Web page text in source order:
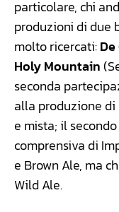
particolare, chi
produzioni di due
molto ricercati:
Holy Mountain
seconda
alla produzione
e mista; il
comprensiva di
e Brown Ale, ma
Wild Ale.